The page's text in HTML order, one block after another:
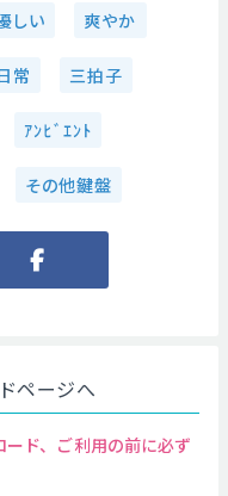
しい 爽やか
常 三拍子
ｱﾝﾋﾞｴﾝﾄ
その他鍵盤
ページへ
ド、ご利用の前に必ず